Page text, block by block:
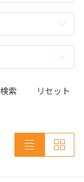
検索 リセット